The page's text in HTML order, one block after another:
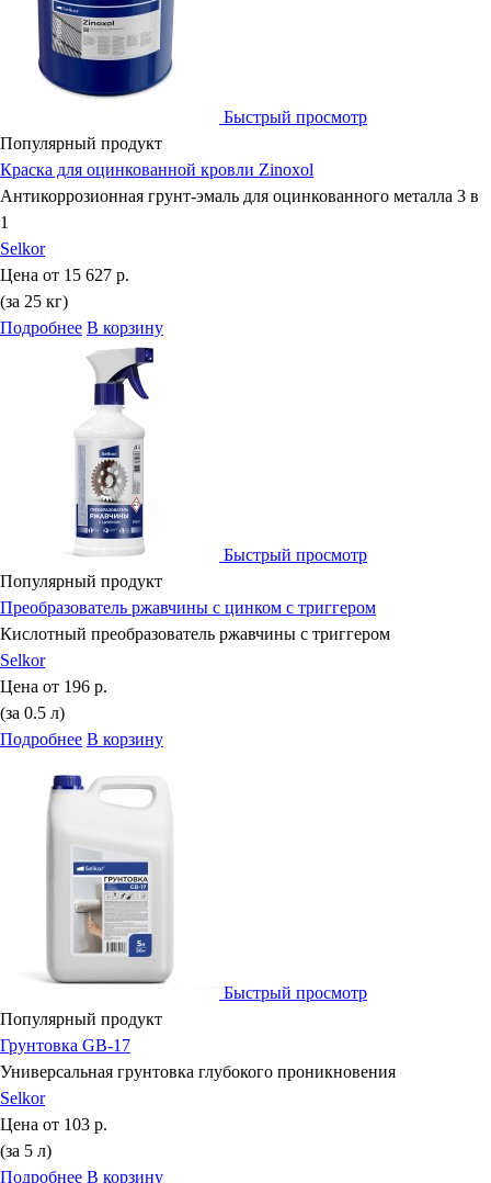
Быстрый просмотр
Популярный продукт
Краска для оцинкованной кровли Zinoxol
Антикоррозионная грунт-эмаль для оцинкованного металла 3 в
1
Selkor
Цена от 15 627 р.
(за 25 кг)
Подробнее В корзину
Быстрый просмотр
Популярный продукт
Преобразователь ржавчины с цинком с триггером
Кислотный преобразователь ржавчины с триггером
Selkor
Цена от 196 р.
(за 0.5 л)
Подробнее В корзину
Быстрый просмотр
Популярный продукт
Грунтовка GB-17
Универсальная грунтовка глубокого проникновения
Selkor
Цена от 103 р.
(за 5 л)
Подробнее В корзину